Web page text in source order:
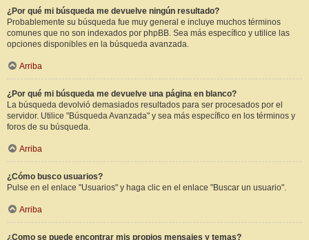
¿Por qué mi búsqueda me devuelve ningún resultado?
Probablemente su búsqueda fue muy general e incluye muchos términos
comunes que no son indexados por phpBB. Sea más específico y utilice las
opciones disponibles en la búsqueda avanzada.
Arriba
¿Por qué mi búsqueda me devuelve una página en blanco?
La búsqueda devolvió demasiados resultados para ser procesados por el
servidor. Utilice "Búsqueda Avanzada" y sea más específico en los términos y
foros de su búsqueda.
Arriba
¿Cómo busco usuarios?
Pulse en el enlace "Usuarios" y haga clic en el enlace "Buscar un usuario".
Arriba
¿Como se puede encontrar mis propios mensajes y temas?